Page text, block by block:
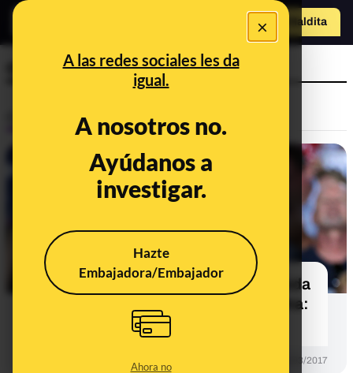
×
A las redes sociales les da
igual.
A nosotros no.
Ayúdanos a
investigar.
Hazte
Embajadora/Embajador
Ahora no
Hazte Maldita
Control del poder
Trump critica la audiencia conseguida
por Shcwarzenegger en su programa:
cuando decía que "lo hará genial"
04/03/2017